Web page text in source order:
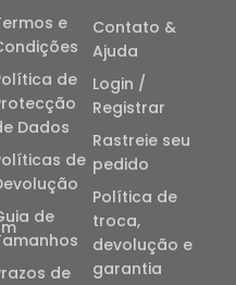
e
de
Dados
de
de
de
Contato &
Ajuda
Login /
Registrar
Rastreie seu
pedido
Política de
troca,
devolução e
garantia